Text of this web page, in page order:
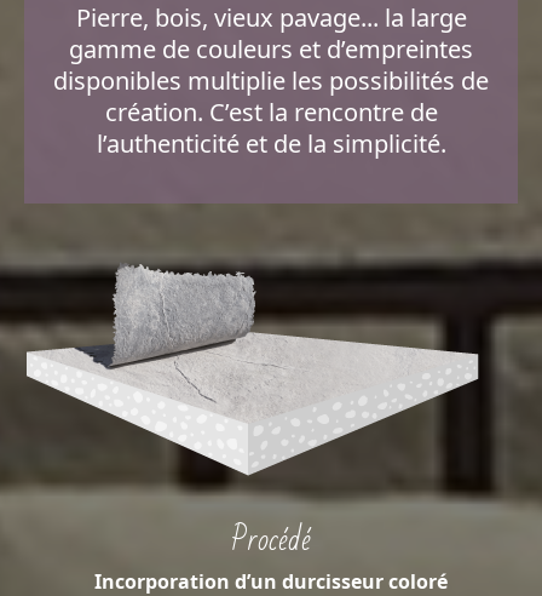
Pierre, bois, vieux pavage... la large
gamme de couleurs et d’empreintes
disponibles multiplie les possibilités de
création. C’est la rencontre de
l’authenticité et de la simplicité.
Procédé
Incorporation d’un durcisseur coloré